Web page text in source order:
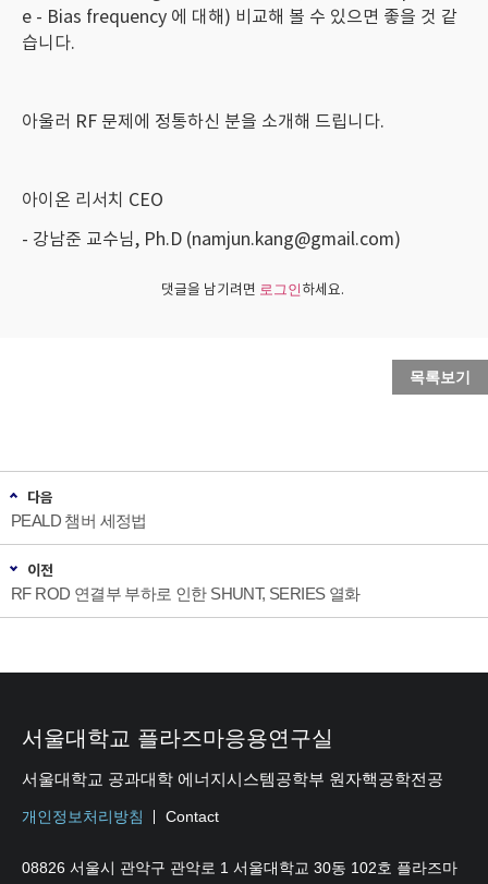
e - Bias frequency 에 대해) 비교해 볼 수 있으면 좋을 것 같
습니다.
아울러 RF 문제에 정통하신 분을 소개해 드립니다.
아이온 리서치 CEO
- 강남준 교수님, Ph.D (namjun.kang@gmail.com)
댓글을 남기려면 로그인 하세요.
목록보기
다음
PEALD 챔버 세정법
이전
RF ROD 연결부 부하로 인한 SHUNT, SERIES 열화
서울대학교 플라즈마응용연구실
서울대학교 공과대학 에너지시스템공학부 원자핵공학전공
개인정보처리방침 Contact
08826 서울시 관악구 관악로 1 서울대학교 30동 102호 플라즈마